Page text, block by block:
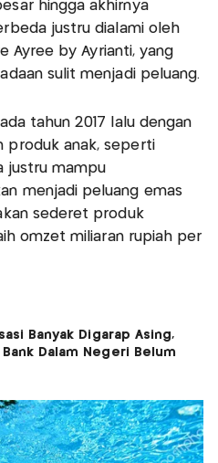
hingga akhirnya
justru dialami oleh
Ayree by Ayrianti, yang
sulit menjadi peluang.
tahun 2017 lalu dengan
produk anak, seperti
justru mampu
menjadi peluang emas
sederet produk
omzet miliaran rupiah per
Banyak Digarap Asing,
Dalam Negeri Belum